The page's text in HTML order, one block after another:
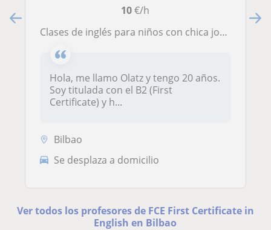
10€/h
Clases de inglés para niños con chica joven y precios económicos, no dudéis en contactar conmigo 😊
Hola, me llamo Olatz y tengo 20 años.
Soy titulada con el B2 (First
Certificate) y h...
Bilbao
Se desplaza a domicilio
Ver todos los profesores de FCE First Certificate in
English en Bilbao